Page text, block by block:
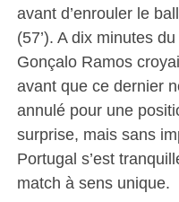
avant d’enrouler le
(57’). A dix minutes
Gonçalo Ramos
avant que ce dernier
annulé pour une
surprise, mais sans
Portugal s’est
match à sens unique.